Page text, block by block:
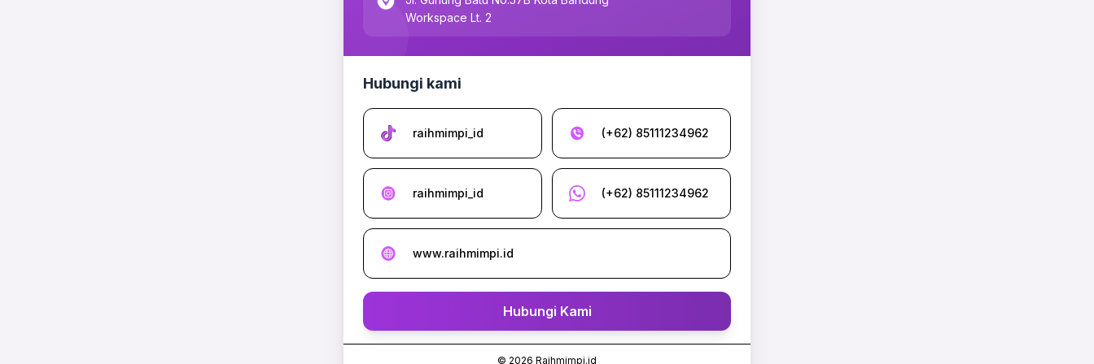
Workspace Lt. 2
Hubungi kami
raihmimpi_id (+62) 85111234962
raihmimpi_id (+62) 85111234962
www.raihmimpi.id
Hubungi Kami
© 2026 Raihmimpi.id